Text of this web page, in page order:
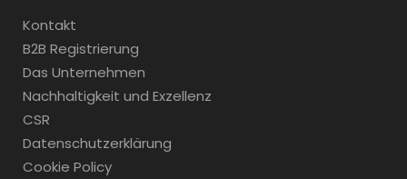
Kontakt
B2B Registrierung
Das Unternehmen
Nachhaltigkeit und Exzellenz
CSR
Datenschutzerklärung
Cookie Policy